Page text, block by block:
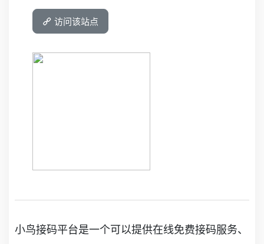
访问该站点
小鸟接码平台是一个可以提供在线免费接码服务、